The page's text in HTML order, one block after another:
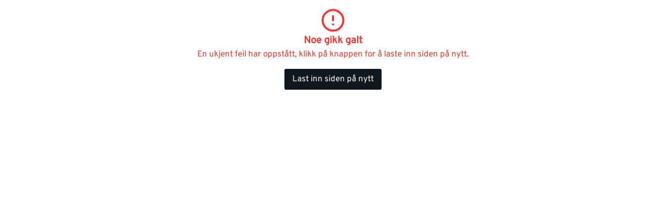
Noe gikk galt
En ukjent feil har oppstått, klikk på knappen for å laste inn siden på nytt.
Last inn siden på nytt